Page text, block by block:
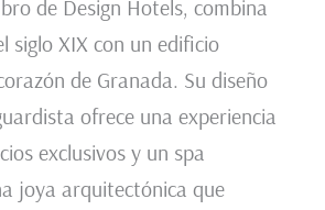
de Design Hotels, combina
siglo XIX con un edificio
de Granada. Su diseño
ofrece una experiencia
exclusivos y un spa
joya arquitectónica que